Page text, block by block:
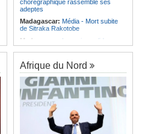
chorégraphique rassemble ses
adeptes
Madagascar: Média - Mort subite
de Sitraka Rakotobe
Madagascar: Les reins solides
Madagascar:Vol à la tire - Un
en prison
Madagascar:Athlétisme - 100
mètres - Junior Tsiravay et Zo
Rakotonary co-champions
Madagascar:
Rakotondramiara, Président du
Rouge - « Aucun retour
d'investissement pour les petits
Afrique du Nord